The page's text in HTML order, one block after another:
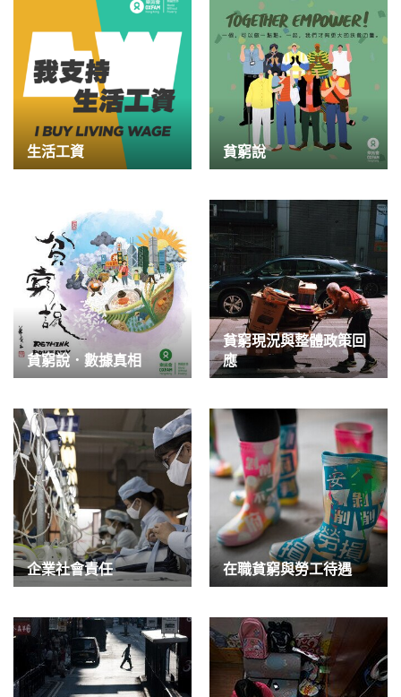
生活工資 貧窮說
貧窮說．數據真相
貧窮現況與整體政策回
應
企業社會責任 在職貧窮與勞工待遇